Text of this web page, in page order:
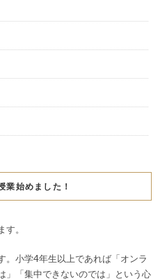
業始めました！
。
。小学4年生以上であれば「オンラ
」「集中できないのでは」という心